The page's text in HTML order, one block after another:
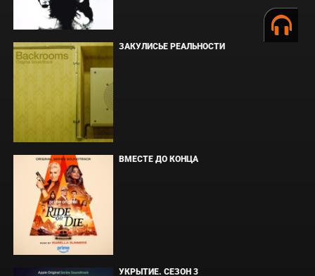
ЗАКУЛИСЬЕ РЕАЛЬНОСТИ
ВМЕСТЕ ДО КОНЦА
УКРЫТИЕ. СЕЗОН 3